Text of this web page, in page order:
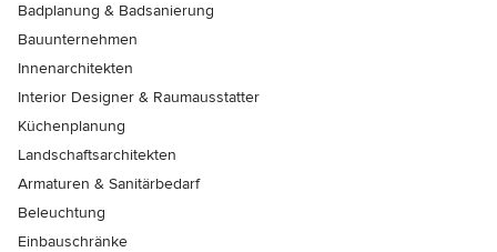
Badplanung & Badsanierung
Bauunternehmen
Innenarchitekten
Interior Designer & Raumausstatter
Küchenplanung
Landschaftsarchitekten
Armaturen & Sanitärbedarf
Beleuchtung
Einbauschränke